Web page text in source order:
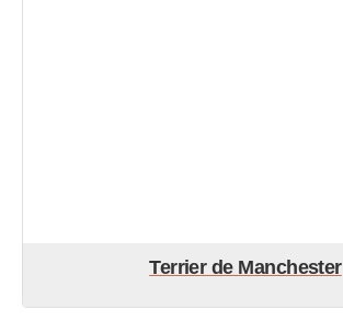
Terrier de Manchester